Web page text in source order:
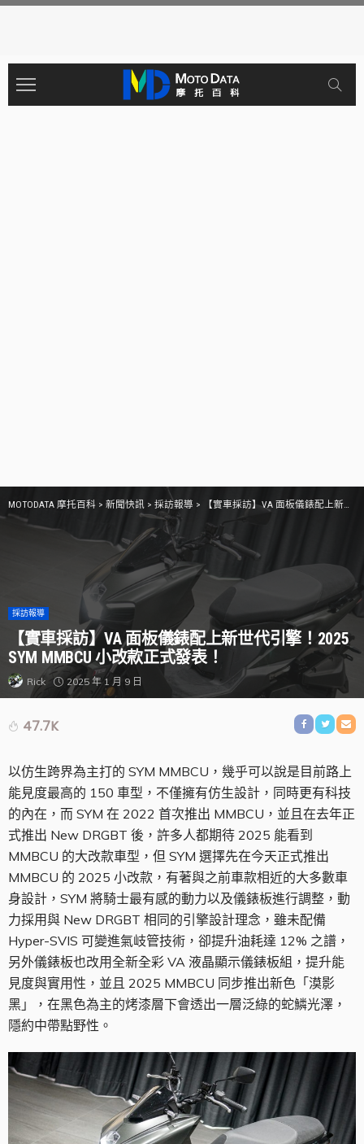
MOTODATA 摩托百科 > 新聞快訊 > 採訪報導 > 【實車採訪】VA 面板儀錶配上新世代引擎！2025 SYM MMBCU 小改款正式發表！
採訪報導
【實車採訪】VA 面板儀錶配上新世代引擎！2025
SYM MMBCU 小改款正式發表！
Rick 2025 年 1 月 9 日
47.7K
以仿生跨界為主打的 SYM MMBCU，幾乎可以說是目前路上
能見度最高的 150 車型，不僅擁有仿生設計，同時更有科技
的內在，而 SYM 在 2022 首次推出 MMBCU，並且在去年正
式推出 New DRGBT 後，許多人都期待 2025 能看到
MMBCU 的大改款車型，但 SYM 選擇先在今天正式推出
MMBCU 的 2025 小改款，有著與之前車款相近的大多數車
身設計，SYM 將騎士最有感的動力以及儀錶板進行調整，動
力採用與 New DRGBT 相同的引擎設計理念，雖未配備
Hyper-SVIS 可變進氣岐管技術，卻提升油耗達 12% 之譜，
另外儀錶板也改用全新全彩 VA 液晶顯示儀錶板組，提升能
見度與實用性，並且 2025 MMBCU 同步推出新色「漠影
黑」，在黑色為主的烤漆層下會透出一層泛綠的蛇鱗光澤，
隱約中帶點野性。